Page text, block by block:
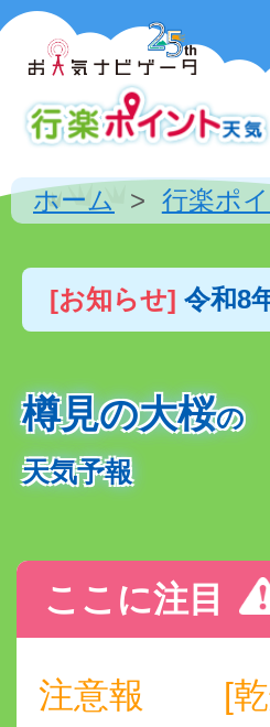
ホーム 行楽ポ
[お知らせ] 令和8
樽見の大桜の
天気予報
ここに注目
注意報 [